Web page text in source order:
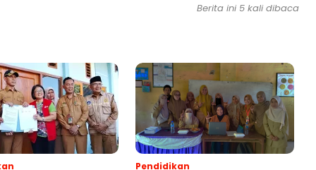
Berita ini 5 kali dibaca
Pendidikan